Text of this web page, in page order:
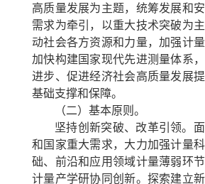
高质量发展为主题，统筹发展和
需求为牵引，以重大技术突破为
动社会各方资源和力量，加强计量
加快构建国家现代先进测量体系
进步、促进经济社会高质量发展
基础支撑和保障。
（二）基本原则。
坚持创新突破、改革引领。
和国家重大需求，大力加强计量
础、前沿和应用领域计量薄弱环
计量产学研协同创新。探索建立